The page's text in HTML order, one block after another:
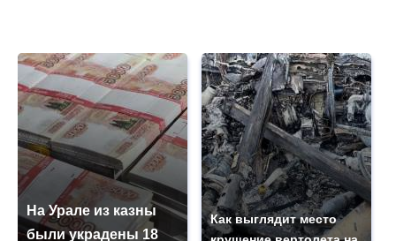
На Урале из казны
были украдены 18
Как выглядит место